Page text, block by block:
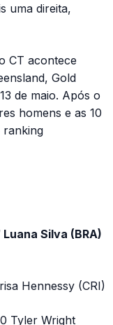
uma direita,
CT acontece
Gold
de maio. Após o
homens e as 10
ranking
Luana Silva (BRA)
Hennessy (CRI)
Tyler Wright